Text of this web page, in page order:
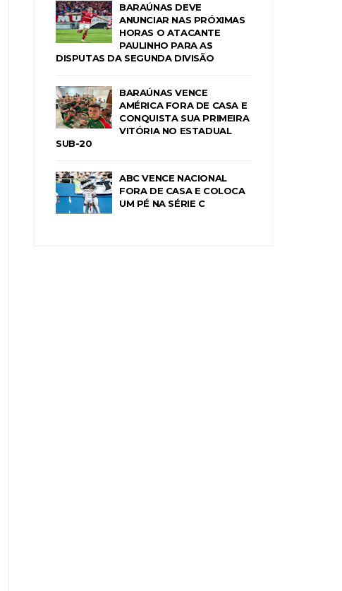
BARAÚNAS DEVE
ANUNCIAR NAS PRÓXIMAS
HORAS O ATACANTE
PAULINHO PARA AS
DISPUTAS DA SEGUNDA DIVISÃO
BARAÚNAS VENCE
AMÉRICA FORA DE CASA E
CONQUISTA SUA PRIMEIRA
VITÓRIA NO ESTADUAL
SUB-20
ABC VENCE NACIONAL
FORA DE CASA E COLOCA
UM PÉ NA SÉRIE C